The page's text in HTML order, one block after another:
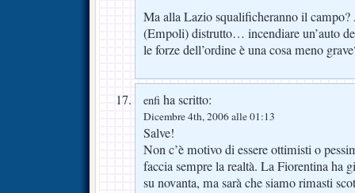
Ma alla Lazio squalificheranno il
(Empoli) distrutto… incendiare un’auto
le forze dell’ordine è una cosa meno
enfi ha scritto:
Dicembre 4th, 2006 alle 01:13
Salve!
Non c’è motivo di essere ottimisti o
faccia sempre la realtà. La Fiorentina ha
su novanta, ma sarà che siamo rimasti